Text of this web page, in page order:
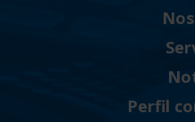
Perfil